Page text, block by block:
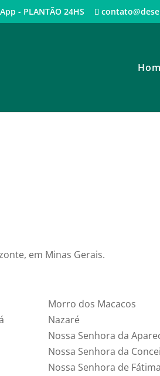
- PLANTÃO 24HS
em Minas Gerais.
Morro dos Macacos
Nazaré
Nossa Senhora da
Nossa Senhora da
Nossa Senhora de Fátima